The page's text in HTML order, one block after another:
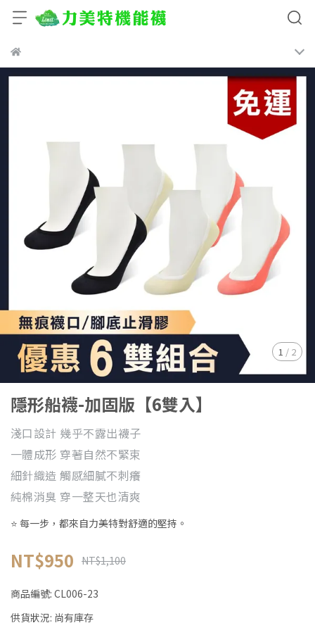
1 / 2
隱形船襪-加固版【6雙入】
淺口設計 幾乎不露出襪子
一體成形 穿著自然不緊束
細針織造 觸感細膩不刺癢
純棉消臭 穿一整天也清爽
⭐ 每一步，都來自力美特對舒適的堅持。
NT$950 NT$1,100
商品編號: CL006-23
供貨狀況: 尚有庫存